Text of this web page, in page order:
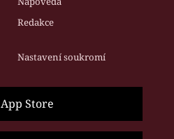
Redakce
Nastavení soukromí
App Store